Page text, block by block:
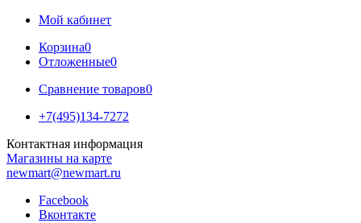
Мой кабинет
Корзина0
Отложенные0
Сравнение товаров0
+7(495)134-7272
Контактная информация
Магазины на карте
newmart@newmart.ru
Facebook
Вконтакте